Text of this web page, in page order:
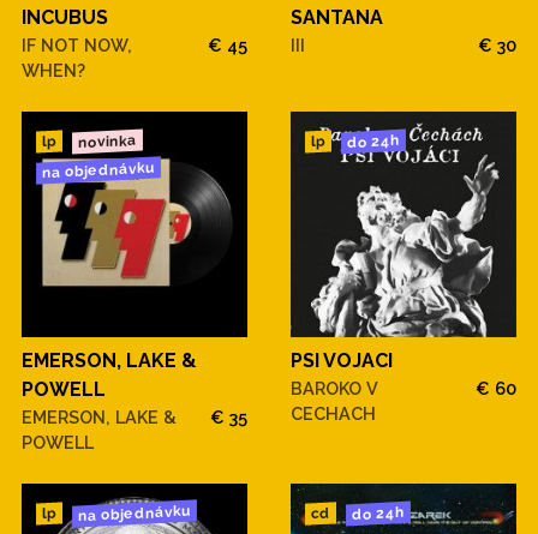
INCUBUS
IF NOT NOW,
WHEN?
€ 45
SANTANA
III € 30
lp novinka
na objednávku
EMERSON, LAKE &
POWELL
EMERSON, LAKE &
POWELL
€ 35
lp do 24h
PSI VOJACI
BAROKO V
CECHACH
€ 60
lp na objednávku cd do 24h